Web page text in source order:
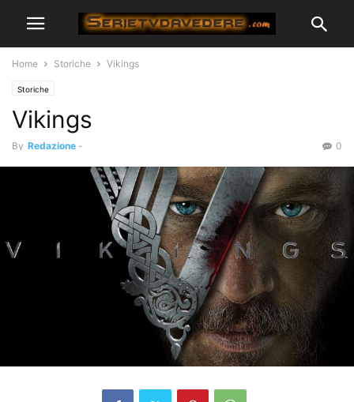
Home Storiche Vikings
Storiche
Vikings
By Redazione - 0